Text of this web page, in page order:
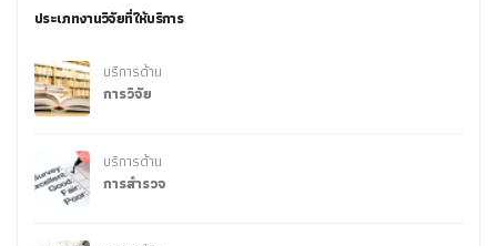
ประเภทงานวิจัยที่ให้บริการ
บริการด้าน
การวิจัย
บริการด้าน
การสำรวจ